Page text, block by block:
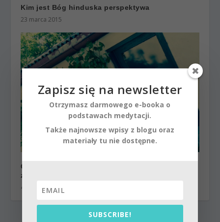
Kim jest Bóg hinduska perspektywa
23 marca 2015
Czym jest religia i duchowość. Prawdziwe
znaczenie.
4 września 2014
Zapisz się na newsletter
Otrzymasz darmowego e-booka o
podstawach medytacji.
Także najnowsze wpisy z blogu oraz
materiały tu nie dostępne.
SUBSCRIBE!